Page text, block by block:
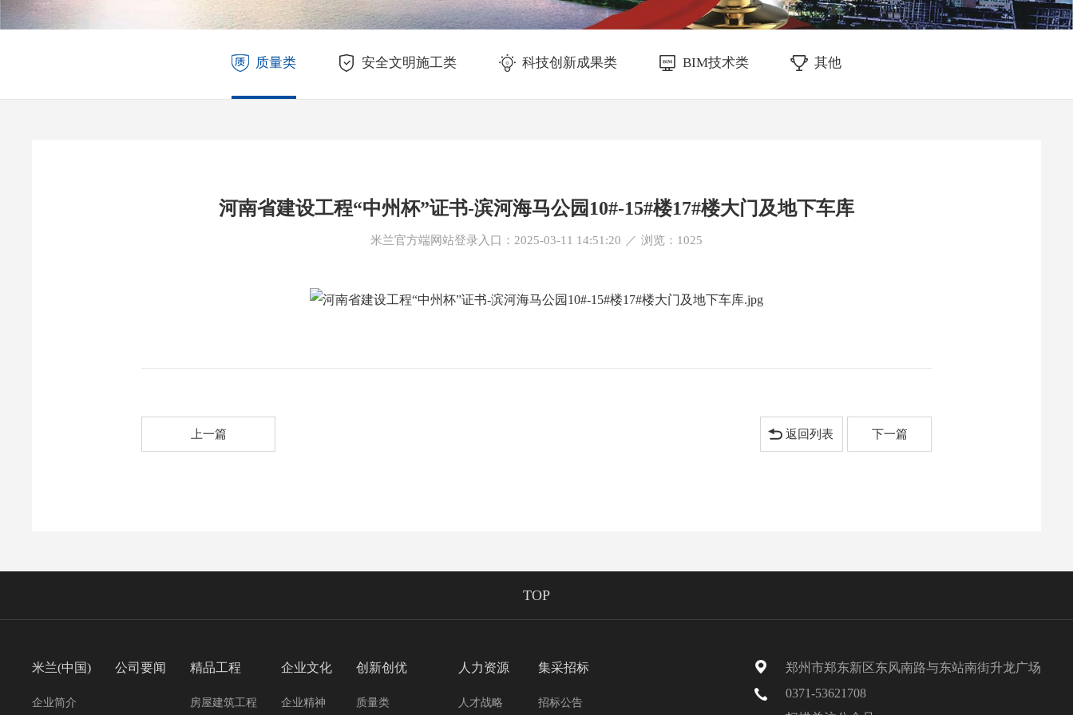
质量类 安全文明施工类 科技创新成果类 BIM技术类 其他
河南省建设工程“中州杯”证书-滨河海马公园10#-15#楼17#楼大门及地下车库
米兰官方端网站登录入口：2025-03-11 14:51:20 ／ 浏览： 1025
上一篇 下一篇
返回列表
TOP
米兰(中国)
企业简介
公司要闻 精品工程
房屋建筑工程
企业文化
企业精神
创新创优
质量类
人力资源
人才战略
集采招标
招标公告
郑州市郑东新区东风南路与东站南街升龙广场
0371-53621708